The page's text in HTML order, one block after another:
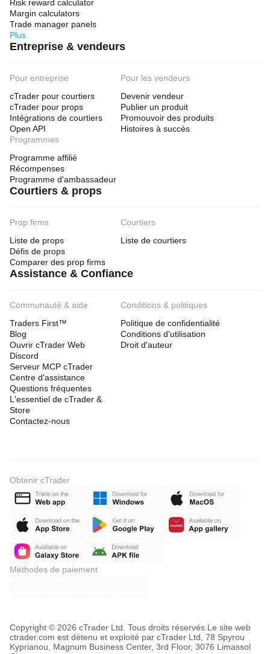
Risk reward calculator
Margin calculators
Trade manager panels
Plus
Entreprise & vendeurs
Pour entreprise
cTrader pour courtiers
cTrader pour props
Intégrations de courtiers
Open API
Pour les vendeurs
Devenir vendeur
Publier un produit
Promouvoir des produits
Histoires à succès
Programmes
Programme affilié
Récompenses
Programme d'ambassadeur
Courtiers & props
Prop firms
Liste de props
Défis de props
Comparer des prop firms
Courtiers
Liste de courtiers
Assistance & Confiance
Communauté & aide
Traders First™
Blog
Ouvrir cTrader Web
Discord
Serveur MCP cTrader
Centre d'assistance
Questions fréquentes
L'essentiel de cTrader &
Store
Contactez-nous
Conditions & politiques
Politique de confidentialité
Conditions d'utilisation
Droit d'auteur
Obtenir cTrader
Méthodes de paiement
Copyright © 2026 cTrader Ltd. Tous droits réservés. Le site web
ctrader.com est détenu et exploité par cTrader Ltd, 78 Spyrou
Kyprianou, Magnum Business Center, 3rd Floor, 3076 Limassol